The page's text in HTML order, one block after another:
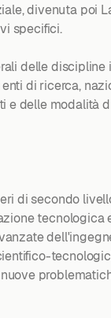
divenuta poi
specifici.
delle
di ricerca,
e delle modalità
di secondo
tecnologica